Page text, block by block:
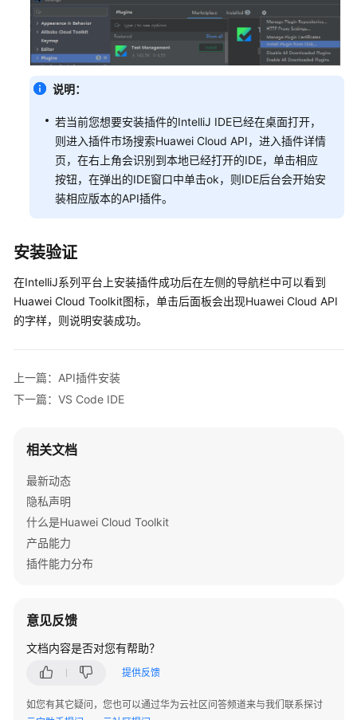
开
发
者
技
术
开
能
中
心
插
件
署
件
华
为
云
程
助
代
码
说明：
若当前您想要安装插件的IntelliJ IDE已经在桌面打开，
则进入插件市场搜索Huawei Cloud API，进入插件详情
页，在右上角会识别到本地已经打开的IDE，单击相应
按钮，在弹出的IDE窗口中单击ok，则IDE后台会开始安
装相应版本的API插件。
安装验证
在IntelliJ系列平台上安装插件成功后在左侧的导航栏中可以看到
Huawei Cloud Toolkit图标，单击后面板会出现Huawei Cloud API
的字样，则说明安装成功。
上一篇：API插件安装
下一篇：VS Code IDE
相关文档
最新动态
隐私声明
什么是Huawei Cloud Toolkit
产品能力
插件能力分布
意见反馈
文档内容是否对您有帮助？
提供反馈
如您有其它疑问，您也可以通过华为云社区问答频道来与我们联系探讨